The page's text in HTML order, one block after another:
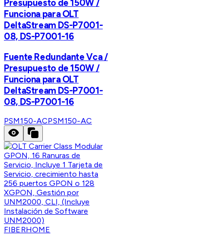
Presupuesto de 150W /
Funciona para OLT
DeltaStream DS-P7001-
08, DS-P7001-16
Fuente Redundante Vca /
Presupuesto de 150W /
Funciona para OLT
DeltaStream DS-P7001-
08, DS-P7001-16
PSM150-ACPSM150-AC
FIBERHOME